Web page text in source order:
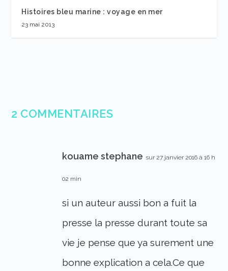
Histoires bleu marine : voyage en mer
23 mai 2013
2 COMMENTAIRES
kouame stephane sur 27 janvier 2016 à 16 h
02 min
si un auteur aussi bon a fuit la
presse la presse durant toute sa
vie je pense que ya surement une
bonne explication a cela.Ce que